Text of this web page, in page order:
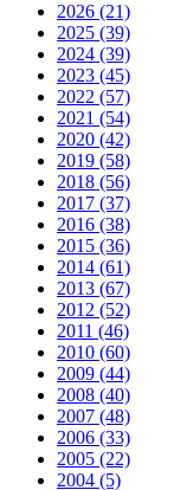
2026 (21)
2025 (39)
2024 (39)
2023 (45)
2022 (57)
2021 (54)
2020 (42)
2019 (58)
2018 (56)
2017 (37)
2016 (38)
2015 (36)
2014 (61)
2013 (67)
2012 (52)
2011 (46)
2010 (60)
2009 (44)
2008 (40)
2007 (48)
2006 (33)
2005 (22)
2004 (5)